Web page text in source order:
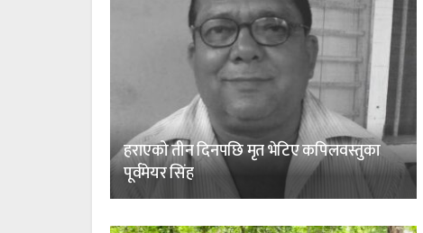
हराएको तीन दिनपछि मृत भेटिए कपिलवस्तुका
पूर्वमेयर सिंह